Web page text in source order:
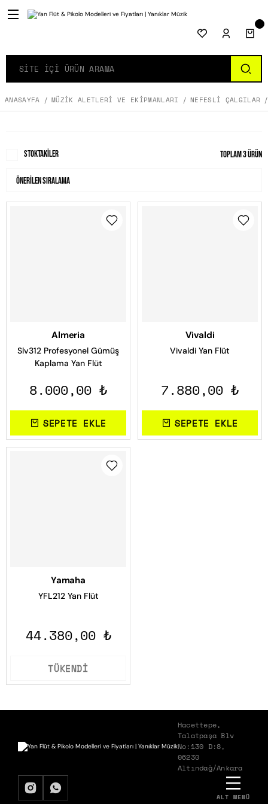
ANASAYFA MÜZIK ALETLERI VE EKIPMANLARI NEFESLI ÇALGILAR
Stoktakiler Toplam 3 ürün
Almeria
Slv312 Profesyonel Gümüş
Kaplama Yan Flüt
8.000,00 ₺
SEPETE EKLE
Vivaldi
Vivaldi Yan Flüt
7.880,00 ₺
SEPETE EKLE
Yamaha
YFL212 Yan Flüt
44.380,00 ₺
TÜKENDİ
Hacettepe,
Talatpaşa Blv
No:130 D:8,
06230
Altındağ/Ankara
ALT MENÜ